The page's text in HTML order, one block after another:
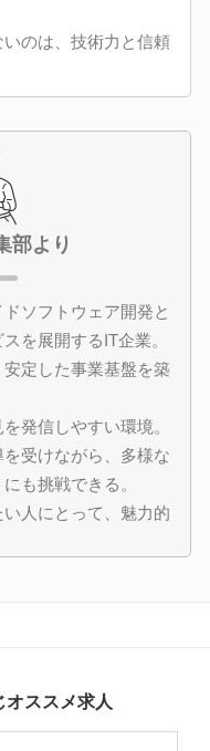
のは、技術力と信頼
部より
ソフトウェア開発と
を展開するIT企業。
定した事業基盤を築
発信しやすい環境。
受けながら、多様な
も挑戦できる。
人にとって、魅力的
オススメ求人